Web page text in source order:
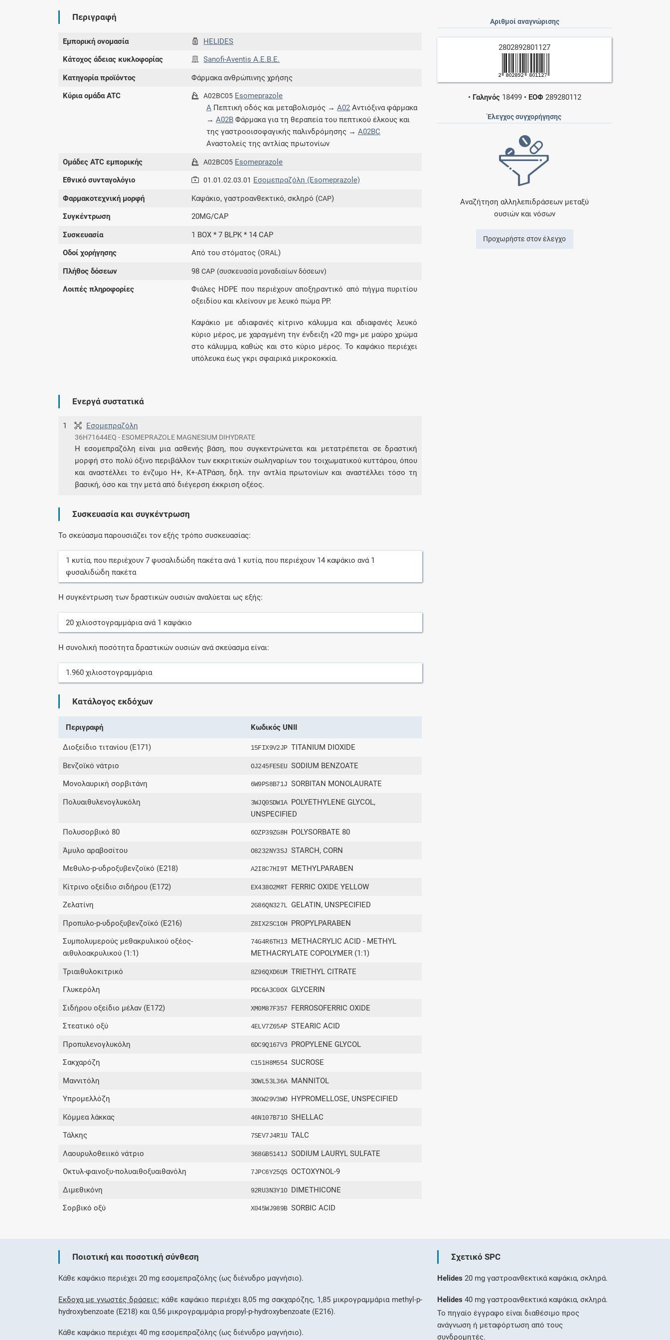
επιπλέον παροχές των συνδρομητικών
Ενδείξεις και αγωγές
Βρείτε θεραπευτικές ενδείξεις και αγωγές για
νόσους, συμπτώματα και ιατρικές πράξεις
Μοιραζόμαστε μαζί σας γεγονότα της
Περιγραφή
Εμπορική ονομασία HELIDES
Κάτοχος άδειας κυκλοφορίας Sanofi-Aventis Α.Ε.Β.Ε.
Κατηγορία προϊόντος Φάρμακα ανθρώπινης χρήσης
Κύρια ομάδα ATC A02BC05 Esomeprazole
A Πεπτική οδός και μεταβολισμός →A02 Αντιόξινα φάρμακα
→A02B Φάρμακα για τη θεραπεία του πεπτικού έλκους και
της γαστροοισοφαγικής παλινδρόμησης →A02BC
Αναστολείς της αντλίας πρωτονίων
Ομάδες ATC εμπορικής A02BC05 Esomeprazole
Εθνικό συνταγολόγιο 01.01.02.03.01 Εσομεπραζόλη (Esomeprazole)
Φαρμακοτεχνική μορφή Καψάκιο, γαστροανθεκτικό, σκληρό (CAP)
Συγκέντρωση 20MG/CAP
Συσκευασία 1 BOX * 7 BLPK * 14 CAP
Οδοί χορήγησης Από του στόματος (ORAL)
Πλήθος δόσεων 98CAP (συσκευασία μοναδιαίων δόσεων)
Λοιπές πληροφορίες
Φιάλες HDPE που περιέχουν αποξηραντικό από πήγμα πυριτίου
οξειδίου και κλείνουν με λευκό πώμα ΡΡ.
Καψάκιο με αδιαφανές κίτρινο κάλυμμα και αδιαφανές λευκό
κύριο μέρος, με χαραγμένη την ένδειξη «20 mg» με μαύρο χρώμα
στο κάλυμμα, καθώς και στο κύριο μέρος. Το καψάκιο περιέχει
υπόλευκα έως γκρι σφαιρικά μικροκοκκία.
Αριθμοί αναγνώρισης
2802892801127
• Γαληνός18499 • ΕΟΦ 289280112
Έλεγχος συγχορήγησης
Αναζήτηση αλληλεπιδράσεων μεταξύ
ουσιών και νόσων
Προχωρήστε στον έλεγχο
Ενεργά συστατικά
1 Εσομεπραζόλη
36H71644EQ - ESOMEPRAZOLE MAGNESIUM DIHYDRATE
Η εσομεπραζόλη είναι μια ασθενής βάση, που συγκεντρώνεται και μετατρέπεται σε δραστική
μορφή στο πολύ όξινο περιβάλλον των εκκριτικών σωληναρίων του τοιχωματικού κυττάρου, όπου
και αναστέλλει το ένζυμο Η+, Κ+-ΑΤΡάση, δηλ. την αντλία πρωτονίων και αναστέλλει τόσο τη
βασική, όσο και την μετά από διέγερση έκκριση οξέος.
Συσκευασία και συγκέντρωση
Το σκεύασμα παρουσιάζει τον εξής τρόπο συσκευασίας:
1 κυτία, που περιέχουν7 φυσαλιδώδη πακέταανά 1 κυτία, που περιέχουν 14 καψάκιο ανά 1
φυσαλιδώδη πακέτα
Η συγκέντρωση των δραστικών ουσιών αναλύεται ως εξής:
20 χιλιοστογραμμάριαανά 1 καψάκιο
Η συνολική ποσότητα δραστικών ουσιών ανά σκεύασμα είναι:
1.960 χιλιοστογραμμάρια
Κατάλογος εκδόχων
Περιγραφή Κωδικός UNII
Διοξείδιο τιτανίου (E171) 15FIX9V2JP TITANIUM DIOXIDE
Βενζοϊκό νάτριο OJ245FE5EU SODIUM BENZOATE
Μονολαυρική σορβιτάνη 6W9PS8B71J SORBITAN MONOLAURATE
Πολυαιθυλενογλυκόλη 3WJQ0SDW1A POLYETHYLENE GLYCOL,
UNSPECIFIED
Πολυσορβικό 80 6OZP39ZG8H POLYSORBATE 80
Άμυλο αραβοσίτου O8232NY3SJ STARCH, CORN
Μεθυλο-p-υδροξυβενζοϊκό (E218) A2I8C7HI9T METHYLPARABEN
Κίτρινο οξείδιο σιδήρου (E172) EX438O2MRT FERRIC OXIDE YELLOW
Ζελατίνη 2G86QN327L GELATIN, UNSPECIFIED
Προπυλο-p-υδροξυβενζοϊκό (E216) Z8IX2SC1OH PROPYLPARABEN
Συμπολυμερούς μεθακρυλικού οξέος-
αιθυλοακρυλικού (1:1)
74G4R6TH13
METHACRYLIC ACID - METHYL
METHACRYLATE COPOLYMER (1:1)
Τριαιθυλοκιτρικό 8Z96QXD6UM TRIETHYL CITRATE
Γλυκερόλη PDC6A3C0OX GLYCERIN
Σιδήρου οξείδιο μέλαν (E172) XM0M87F357 FERROSOFERRIC OXIDE
Στεατικό οξύ 4ELV7Z65AP STEARIC ACID
Προπυλενογλυκόλη 6DC9Q167V3 PROPYLENE GLYCOL
Σακχαρόζη C151H8M554 SUCROSE
Μαννιτόλη 3OWL53L36A MANNITOL
Υπρομελλόζη 3NXW29V3WO HYPROMELLOSE, UNSPECIFIED
Κόμμεα λάκκας 46N107B71O SHELLAC
Τάλκης 7SEV7J4R1U TALC
Λαουρυλοθειικό νάτριο 368GB5141J SODIUM LAURYL SULFATE
Οκτυλ-φαινοξυ-πολυαιθοξυαιθανόλη 7JPC6Y25QS OCTOXYNOL-9
Διμεθικόνη 92RU3N3Y1O DIMETHICONE
Σορβικό οξύ X045WJ989B SORBIC ACID
Ποιοτική και ποσοτική σύνθεση
Κάθε καψάκιο περιέχει 20 mg εσομεπραζόλης (ως διένυδρο μαγνήσιο).
Έκδοχα με γνωστές δράσεις: κάθε καψάκιο περιέχει 8,05 mg σακχαρόζης, 1,85 μικρογραμμάρια methyl-p-
hydroxybenzoate (E218) και 0,56 μικρογραμμάρια propyl-p-hydroxybenzoate (E216).
Κάθε καψάκιο περιέχει 40 mg εσομεπραζόλης (ως διένυδρο μαγνήσιο).
Σχετικό SPC
Helides 20 mg γαστροανθεκτικά καψάκια, σκληρά.
Helides 40 mg γαστροανθεκτικά καψάκια, σκληρά.
Το πηγαίο έγγραφο είναι διαθέσιμο προς
ανάγνωση ή μεταφόρτωση από τους
συνδρομητές.